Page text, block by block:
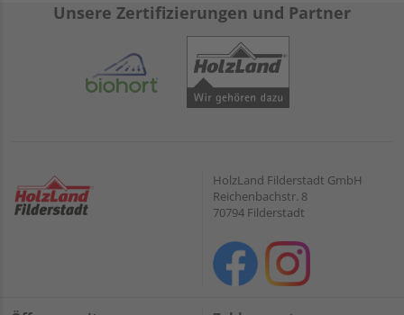
Unsere Zertifizierungen und Partner
HolzLand Filderstadt GmbH
Reichenbachstr. 8
70794 Filderstadt